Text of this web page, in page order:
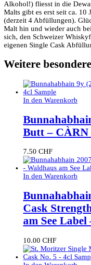
Alkohol!) fliesst in die
Malts gibt es erst seit ca. 10
(derzeit 4 Abfüllungen).
Malt hin und wieder auch
sich, den Schweizer
eigenen Single Cask
Weitere
In den Warenkorb
Butt – CÀRN
7.50 CHF
In den Warenkorb
Cask
am See Label
10.00 CHF